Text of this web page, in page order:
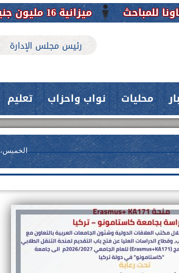
ميزانية 16 مليون جنيه لتطوير حديقة ناصر بأبوتيج.. نقلة حضارية تحافظ على تاريخها
رئيس مجلس الإدارة
محليات نواب واحزاب تعليم
الخميس، 21 مايو
حدث بمستشفيات جامعة اسيوط....
فريق طبي بقسم الأنف والأذن